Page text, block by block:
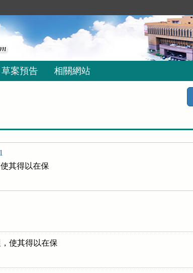
草案預告 相關網站
其得以在保
使其得以在保